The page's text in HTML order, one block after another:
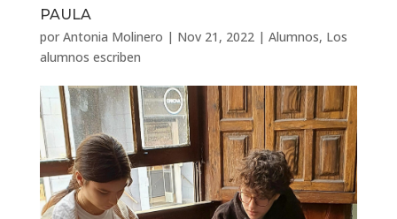
PAULA
por Antonia Molinero | Nov 21, 2022| Alumnos, Los
alumnos escriben